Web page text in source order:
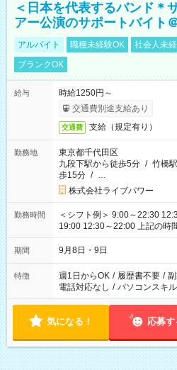
＜日本を代表するバンド＊
アー公演のサポートバイト
アルバイト 職種未経験OK 社会人未
ブランクOK
給与
時給1250円～
交通費別途支給あり
交通費 支給（規定有り）
勤務地
東京都千代田区
九段下駅から徒歩5分 / 竹橋
歩15分 / …
株式会社ライブパワー
勤務時間
＜シフト例＞ 9:00～22:30
19:00 12:30～22:00 上記の時間から好きな時間を選べます！ ※
時間は変更となる可能性があ
期間 9月8日・9日
特徴 週1日からOK / 履歴書不要 /
電話対応なし / パソコンスキ
気になる！ 応募す